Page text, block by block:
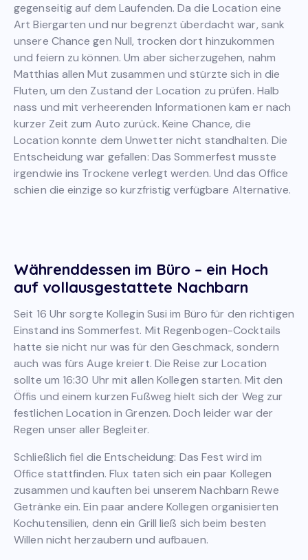
gegenseitig auf dem Laufenden. Da die Location eine
Art Biergarten und nur begrenzt überdacht war, sank
unsere Chance gen Null, trocken dort hinzukommen
und feiern zu können. Um aber sicherzugehen, nahm
Matthias allen Mut zusammen und stürzte sich in die
Fluten, um den Zustand der Location zu prüfen. Halb
nass und mit verheerenden Informationen kam er nach
kurzer Zeit zum Auto zurück. Keine Chance, die
Location konnte dem Unwetter nicht standhalten. Die
Entscheidung war gefallen: Das Sommerfest musste
irgendwie ins Trockene verlegt werden. Und das Office
schien die einzige so kurzfristig verfügbare Alternative.
Währenddessen im Büro – ein Hoch
auf vollausgestattete Nachbarn
Seit 16 Uhr sorgte Kollegin Susi im Büro für den richtigen
Einstand ins Sommerfest. Mit Regenbogen-Cocktails
hatte sie nicht nur was für den Geschmack, sondern
auch was fürs Auge kreiert. Die Reise zur Location
sollte um 16:30 Uhr mit allen Kollegen starten. Mit den
Öffis und einem kurzen Fußweg hielt sich der Weg zur
festlichen Location in Grenzen. Doch leider war der
Regen unser aller Begleiter.
Schließlich fiel die Entscheidung: Das Fest wird im
Office stattfinden. Flux taten sich ein paar Kollegen
zusammen und kauften bei unserem Nachbarn Rewe
Getränke ein. Ein paar andere Kollegen organisierten
Kochutensilien, denn ein Grill ließ sich beim besten
Willen nicht herzaubern und aufbauen.